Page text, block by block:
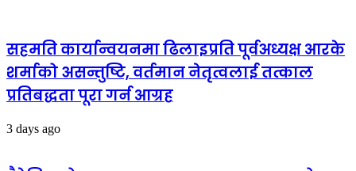
सहमति कार्यान्वयनमा ढिलाइप्रति पूर्वअध्यक्ष आरके
शर्माको असन्तुष्टि, वर्तमान नेतृत्वलाई तत्काल
प्रतिबद्धता पूरा गर्न आग्रह
3 days ago